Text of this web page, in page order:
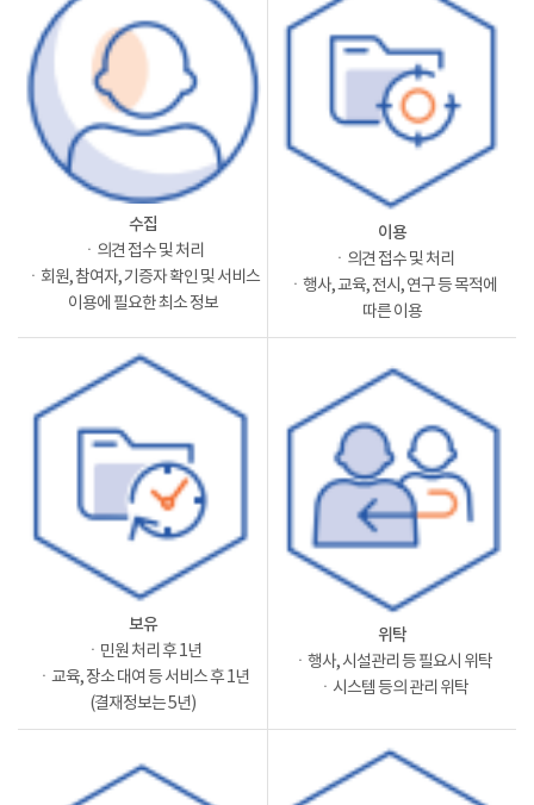
수집
ㆍ의견 접수 및 처리
ㆍ회원, 참여자, 기증자 확인 및 서비스
이용에 필요한 최소 정보
이용
ㆍ의견 접수 및 처리
ㆍ행사, 교육, 전시, 연구 등 목적에
따른 이용
보유
ㆍ민원 처리 후 1년
ㆍ교육, 장소 대여 등 서비스 후 1년
(결재정보는 5년)
위탁
ㆍ행사, 시설관리 등 필요시 위탁
ㆍ시스템 등의 관리 위탁